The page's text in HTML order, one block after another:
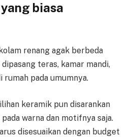
biasa
renang agak berbeda
teras, kamar mandi,
rumah pada umumnya.
keramik pun disarankan
warna dan motifnya saja.
disesuaikan dengan budget